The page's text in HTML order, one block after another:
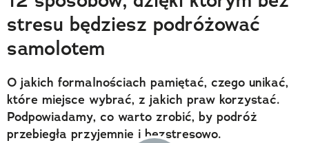
Trendbook Podróżniczy
Polecane
stresu będziesz podróżować
samolotem
O jakich formalnościach pamiętać, czego unikać,
które miejsce wybrać, z jakich praw korzystać.
Podpowiadamy, co warto zrobić, by podróż
przebiegła przyjemnie i bezstresowo.